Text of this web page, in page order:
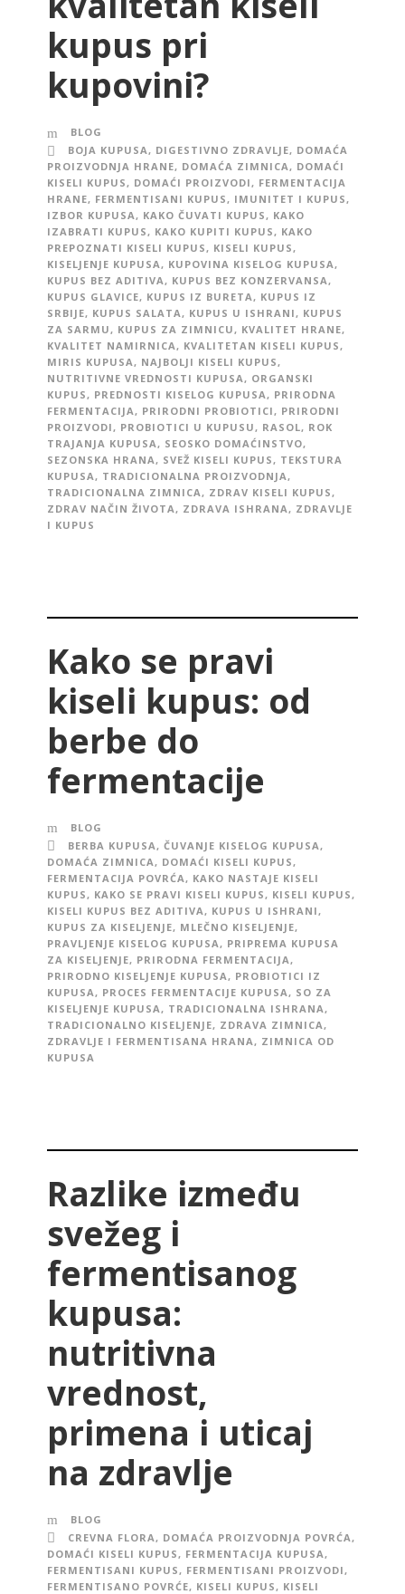
kupus pri
kupovini?
BLOG
BOJA KUPUSA , DIGESTIVNO ZDRAVLJE, DOMAĆA
PROIZVODNJA HRANE, DOMAĆA ZIMNICA , DOMAĆI
KISELI KUPUS , DOMAĆI PROIZVODI , FERMENTACIJA
HRANE, FERMENTISANI KUPUS , IMUNITET I KUPUS ,
IZBOR KUPUSA , KAKO ČUVATI KUPUS , KAKO
IZABRATI KUPUS , KAKO KUPITI KUPUS , KAKO
PREPOZNATI KISELI KUPUS , KISELI KUPUS ,
KISELJENJE KUPUSA , KUPOVINA KISELOG KUPUSA ,
KUPUS BEZ ADITIVA , KUPUS BEZ KONZERVANSA ,
KUPUS GLAVICE, KUPUS IZ BURETA , KUPUS IZ
SRBIJE, KUPUS SALATA , KUPUS U ISHRANI , KUPUS
ZA SARMU , KUPUS ZA ZIMNICU , KVALITET HRANE,
KVALITET NAMIRNICA , KVALITETAN KISELI KUPUS ,
MIRIS KUPUSA , NAJBOLJI KISELI KUPUS ,
NUTRITIVNE VREDNOSTI KUPUSA , ORGANSKI
KUPUS , PREDNOSTI KISELOG KUPUSA , PRIRODNA
FERMENTACIJA , PRIRODNI PROBIOTICI , PRIRODNI
PROIZVODI , PROBIOTICI U KUPUSU , RASOL, ROK
TRAJANJA KUPUSA , SEOSKO DOMAĆINSTVO,
SEZONSKA HRANA , SVEŽ KISELI KUPUS , TEKSTURA
KUPUSA , TRADICIONALNA PROIZVODNJA ,
TRADICIONALNA ZIMNICA , ZDRAV KISELI KUPUS ,
ZDRAV NAČIN ŽIVOTA , ZDRAVA ISHRANA , ZDRAVLJE
I KUPUS
Kako se pravi
kiseli kupus: od
berbe do
fermentacije
BLOG
BERBA KUPUSA , ČUVANJE KISELOG KUPUSA ,
DOMAĆA ZIMNICA , DOMAĆI KISELI KUPUS ,
FERMENTACIJA POVRĆA , KAKO NASTAJE KISELI
KUPUS , KAKO SE PRAVI KISELI KUPUS , KISELI KUPUS ,
KISELI KUPUS BEZ ADITIVA , KUPUS U ISHRANI ,
KUPUS ZA KISELJENJE, MLEČNO KISELJENJE,
PRAVLJENJE KISELOG KUPUSA , PRIPREMA KUPUSA
ZA KISELJENJE, PRIRODNA FERMENTACIJA ,
PRIRODNO KISELJENJE KUPUSA , PROBIOTICI IZ
KUPUSA , PROCES FERMENTACIJE KUPUSA , SO ZA
KISELJENJE KUPUSA , TRADICIONALNA ISHRANA ,
TRADICIONALNO KISELJENJE, ZDRAVA ZIMNICA ,
ZDRAVLJE I FERMENTISANA HRANA , ZIMNICA OD
KUPUSA
Razlike između
svežeg i
fermentisanog
kupusa:
nutritivna
vrednost,
primena i uticaj
na zdravlje
BLOG
CREVNA FLORA , DOMAĆA PROIZVODNJA POVRĆA ,
DOMAĆI KISELI KUPUS , FERMENTACIJA KUPUSA ,
FERMENTISANI KUPUS , FERMENTISANI PROIZVODI ,
FERMENTISANO POVRĆE, KISELI KUPUS , KISELI